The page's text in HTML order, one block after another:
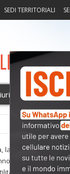
SEDI TERRITORIALI
la Cassazione ha
detto i supremi
maggiore e più